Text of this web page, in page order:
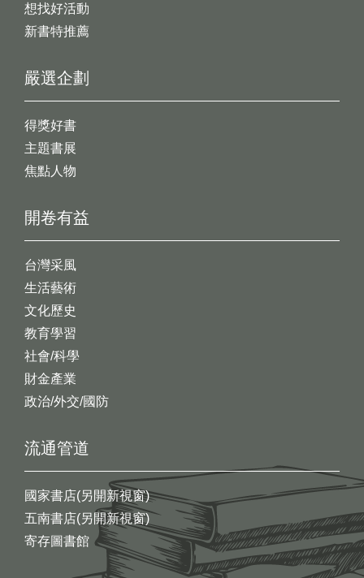
想找好活動
新書特推薦
開卷有益
台灣采風
生活藝術
文化歷史
教育學習
社會/科學
財金產業
政治/外交/國防
嚴選企劃
得獎好書
主題書展
焦點人物
流通管道
國家書店(另開新視窗)
五南書店(另開新視窗)
寄存圖書館